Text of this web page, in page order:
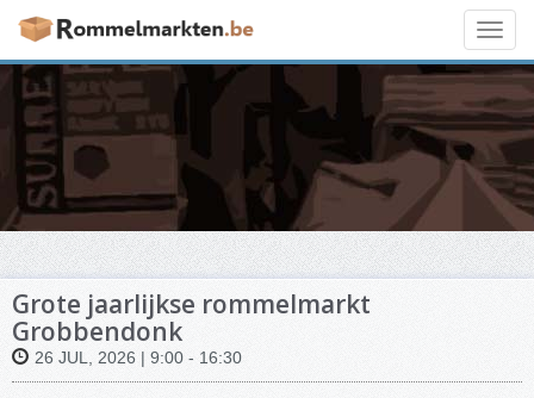
Grote jaarlijkse rommelmarkt
Grobbendonk
26 JUL, 2026 | 9:00 - 16:30